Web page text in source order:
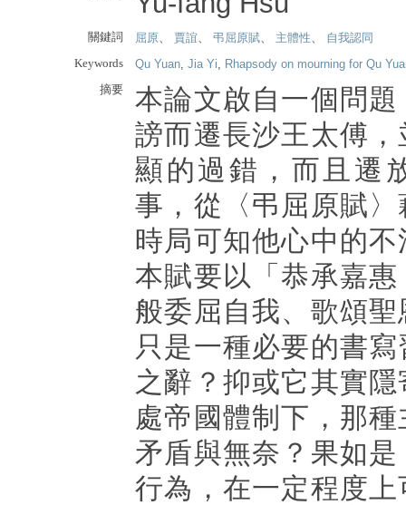
關鍵詞 屈原、 賈誼、 弔屈原賦、 主體性、 自我認同
Keywords
Qu Yuan, Jia Yi, Rhapsody on mourning for Qu
摘要
本論文啟自一個問
謗而遷長沙王太傅
顯的過錯，而且遷
事，從〈弔屈原賦
時局可知他心中的
本賦要以「恭承嘉
般委屈自我、歌頌
只是一種必要的書
之辭？抑或它其實
處帝國體制下，那
矛盾與無奈？果如
行為，在一定程度